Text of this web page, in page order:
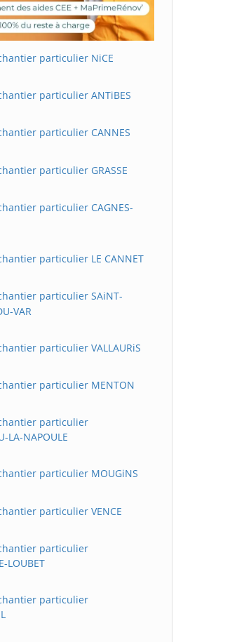
particulier NiCE
particulier ANTiBES
particulier CANNES
particulier GRASSE
particulier CAGNES-
particulier LE CANNET
particulier SAiNT-
VAR
particulier VALLAURiS
particulier MENTON
particulier
LA-NAPOULE
particulier MOUGiNS
particulier VENCE
particulier
LOUBET
particulier